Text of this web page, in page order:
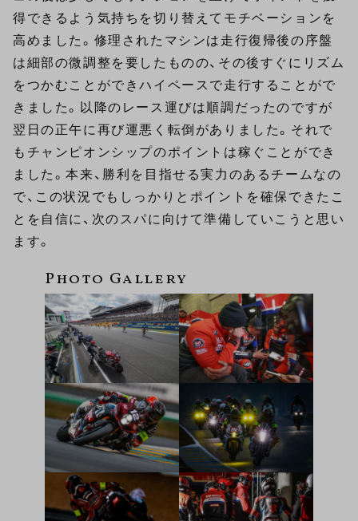
得できるよう気持ちを切り替えてモチベーションを
高めました。修理されたマシンは走行復帰後の序盤
は細部の微調整を要したものの、その後すぐにリズム
をつかむことができハイペースで走行することがで
きました。以降のレース運びは順調だったのですが
翌日の正午に再び運悪く転倒がありました。それで
もチャンピオンシップのポイントは稼ぐことができ
ました。本来、勝利を目指せる実力のあるチームなの
で、この状況でもしっかりとポイントを確保できたこ
とを自信に、次のスパに向けて準備していこうと思い
ます。